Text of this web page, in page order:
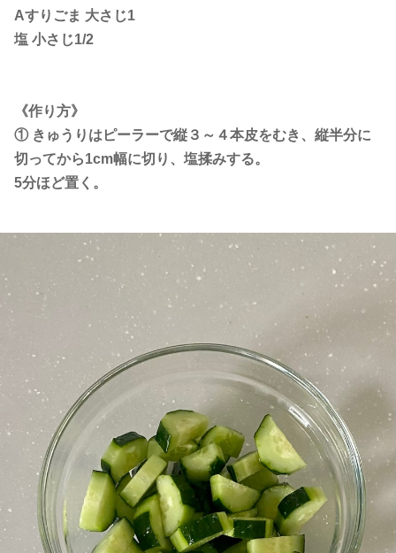
Aすりごま 大さじ1
塩 小さじ1/2
《作り方》
① きゅうりはピーラーで縦３～４本皮をむき、縦半分に
切ってから1cm幅に切り、塩揉みする。
5分ほど置く。